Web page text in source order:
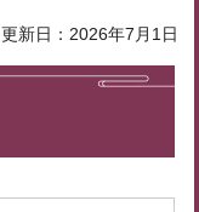
更新日：2026年7月1日